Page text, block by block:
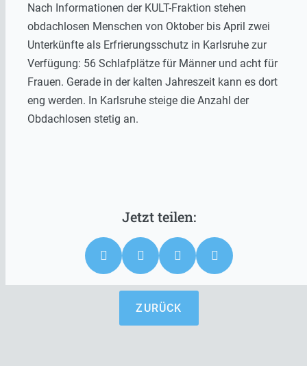
Nach Informationen der KULT-Fraktion stehen
obdachlosen Menschen von Oktober bis April zwei
Unterkünfte als Erfrierungsschutz in Karlsruhe zur
Verfügung: 56 Schlafplätze für Männer und acht für
Frauen. Gerade in der kalten Jahreszeit kann es dort
eng werden. In Karlsruhe steige die Anzahl der
Obdachlosen stetig an.
ZURÜCK